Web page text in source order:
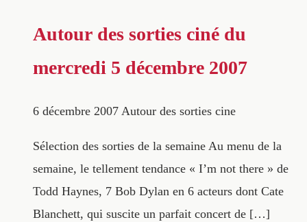
Autour des sorties ciné du
mercredi 5 décembre 2007
6 décembre 2007 Autour des sorties cine
Sélection des sorties de la semaine Au menu de la
semaine, le tellement tendance « I’m not there » de
Todd Haynes, 7 Bob Dylan en 6 acteurs dont Cate
Blanchett, qui suscite un parfait concert de […]